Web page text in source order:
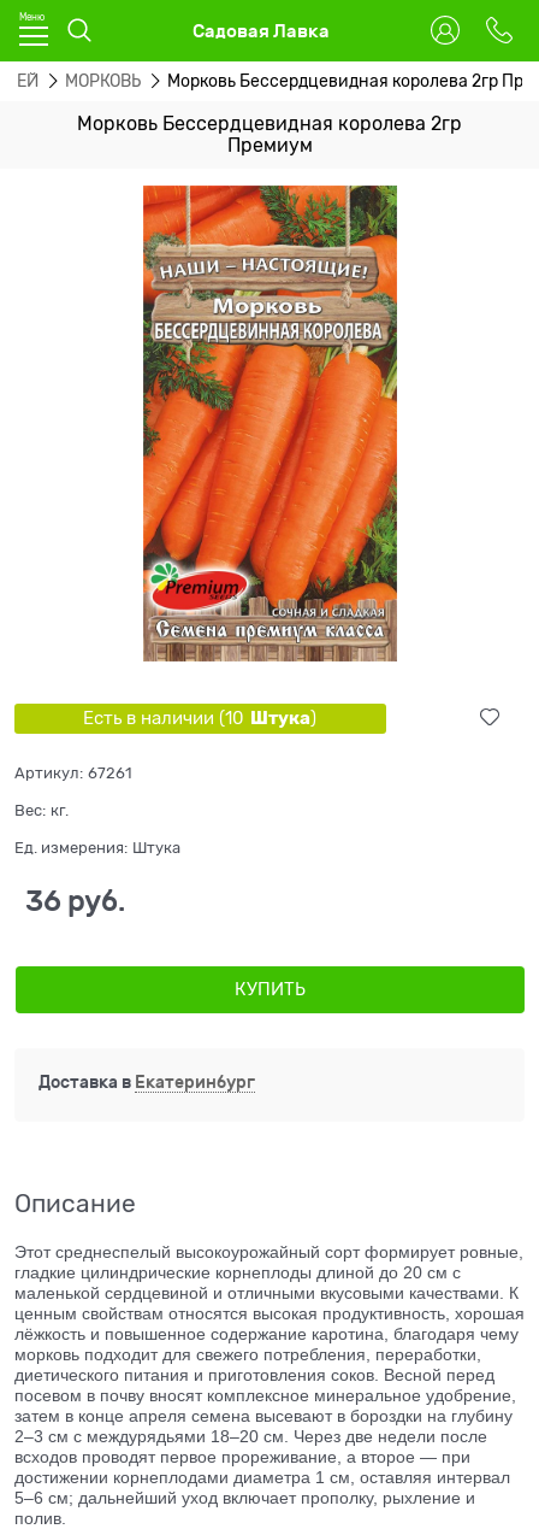
Садовая Лавка
МОРКОВЬ Морковь Бессердцевидная королева 2гр
Морковь Бессердцевидная королева 2гр
Премиум
Есть в наличии (10 Штука)
Артикул: 67261
Вес: кг.
Ед. измерения: Штука
36 руб.
КУПИТЬ
Доставка в Екатеринбург
Описание
Этот среднеспелый высокоурожайный сорт формирует ровные,
гладкие цилиндрические корнеплоды длиной до 20 см с
маленькой сердцевиной и отличными вкусовыми качествами. К
ценным свойствам относятся высокая продуктивность, хорошая
лёжкость и повышенное содержание каротина, благодаря чему
морковь подходит для свежего потребления, переработки,
диетического питания и приготовления соков. Весной перед
посевом в почву вносят комплексное минеральное удобрение,
затем в конце апреля семена высевают в бороздки на глубину
2–3 см с междурядьями 18–20 см. Через две недели после
всходов проводят первое прореживание, а второе — при
достижении корнеплодами диаметра 1 см, оставляя интервал
5–6 см; дальнейший уход включает прополку, рыхление и
полив.